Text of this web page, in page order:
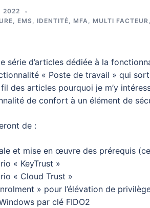
2022
, EMS, IDENTITÉ, MFA, MULTI FACTEUR,
série d’articles dédiée à la
« Poste de travail » qui
des articles pourquoi je m’y
de confort à un élément de
de :
et mise en œuvre des prérequis
« KeyTrust »
« Cloud Trust »
» pour l’élévation de
par clé FIDO2